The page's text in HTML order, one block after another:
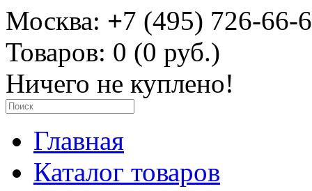
Москва: +7 (495) 726-66-
Товаров: 0 (0 руб.)
Ничего не куплено!
Главная
Каталог товаров